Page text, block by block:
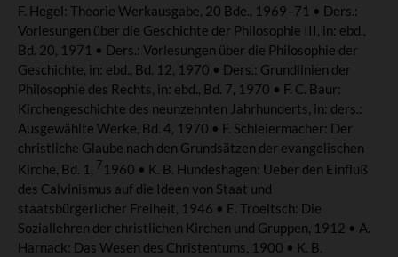
F. Hegel: Theorie Werkausgabe, 20 Bde., 1969–71 • Ders.:
Vorlesungen über die Geschichte der Philosophie III, in: ebd.,
Bd. 20, 1971 • Ders.: Vorlesungen über die Philosophie der
Geschichte, in: ebd., Bd. 12, 1970 • Ders.: Grundlinien der
Philosophie des Rechts, in: ebd., Bd. 7, 1970 • F. C. Baur:
Kirchengeschichte des neunzehnten Jahrhunderts, in: ders.:
Ausgewählte Werke, Bd. 4, 1970 • F. Schleiermacher: Der
christliche Glaube nach den Grundsätzen der evangelischen
Kirche, Bd. 1, 7 1960 • K. B. Hundeshagen: Ueber den Einfluß
des Calvinismus auf die Ideen von Staat und
staatsbürgerlicher Freiheit, 1946 • E. Troeltsch: Die
Soziallehren der christlichen Kirchen und Gruppen, 1912 • A.
Harnack: Das Wesen des Christentums, 1900 • K. B.